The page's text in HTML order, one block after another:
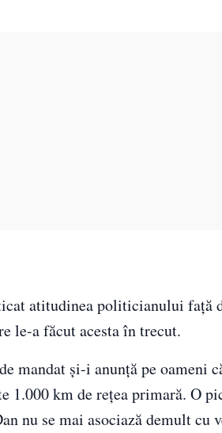
atitudinea politicianului față
le-a făcut acesta în trecut.
mandat și-i anunță pe oameni
1.000 km de rețea primară. O
nu se mai asociază demult cu